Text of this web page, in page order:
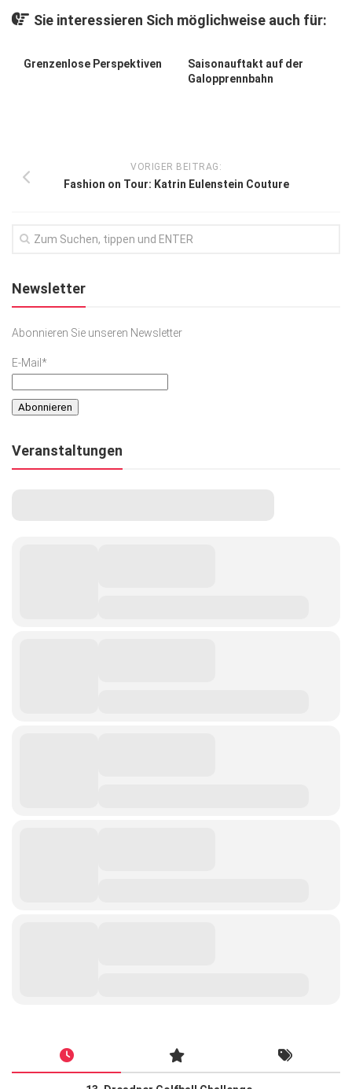
Sie interessieren Sich möglichweise auch für:
Grenzenlose Perspektiven
Saisonauftakt auf der
Galopprennbahn
VORIGER BEITRAG:
Fashion on Tour: Katrin Eulenstein Couture
Newsletter
Abonnieren Sie unseren Newsletter
E-Mail*
Veranstaltungen